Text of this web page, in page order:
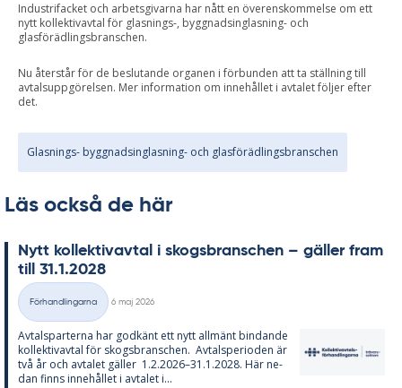
Industrifacket och arbetsgivarna har nått en överenskommelse om ett
nytt kollektivavtal för glasnings-, byggnadsinglasning- och
glasförädlingsbranschen.
Nu återstår för de beslutande organen i förbunden att ta ställning till
avtalsuppgörelsen. Mer information om innehållet i avtalet följer efter
det.
Glasnings- byggnadsinglasning- och glasförädlingsbranschen
Läs också de här
Nytt kol­lek­tivav­tal i skogs­branschen – gäl­ler fram
till 31.1.2028
Kategorier
Förhandlingarna
6 maj 2026
Av­tals­par­ter­na har god­känt ett nytt all­mänt bin­dan­de
kol­lek­tivav­tal för skogs­branschen. Av­tal­s­pe­ri­o­den är
två år och av­ta­let gäl­ler 1.2.2026–31.1.2028. Här ne­
dan fin­ns in­ne­hål­let i av­ta­let i...